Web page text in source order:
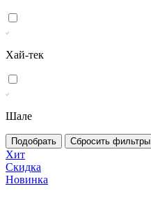
Хай-тек
Шале
Подобрать Сбросить фильтры
Хит
Скидка
Новинка